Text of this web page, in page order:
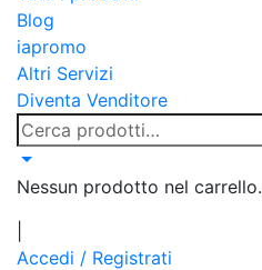
Blog
iapromo
Altri Servizi
Diventa Venditore
Cerca:
Nessun prodotto nel carrello.
Accedi / Registrati